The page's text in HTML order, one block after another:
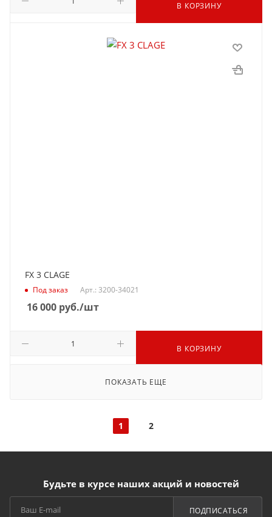
В КОРЗИНУ
FX 3 CLAGE
Под заказ Арт.: 3200-34021
16 000 руб./шт
В КОРЗИНУ
ПОКАЗАТЬ ЕЩЕ
1 2
Будьте в курсе наших акций и новостей
ПОДПИСАТЬСЯ